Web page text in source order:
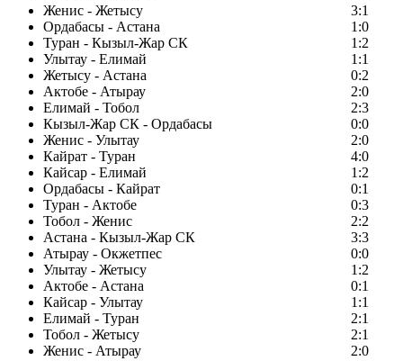
Женис - Жетысу
3:1
Ордабасы - Астана
1:0
Туран - Кызыл-Жар СК
1:2
Улытау - Елимай
1:1
Жетысу - Астана
0:2
Актобе - Атырау
2:0
Елимай - Тобол
2:3
Кызыл-Жар СК - Ордабасы
0:0
Женис - Улытау
2:0
Кайрат - Туран
4:0
Кайсар - Елимай
1:2
Ордабасы - Кайрат
0:1
Туран - Актобе
0:3
Тобол - Женис
2:2
Астана - Кызыл-Жар СК
3:3
Атырау - Окжетпес
0:0
Улытау - Жетысу
1:2
Актобе - Астана
0:1
Кайсар - Улытау
1:1
Елимай - Туран
2:1
Тобол - Жетысу
2:1
Женис - Атырау
2:0